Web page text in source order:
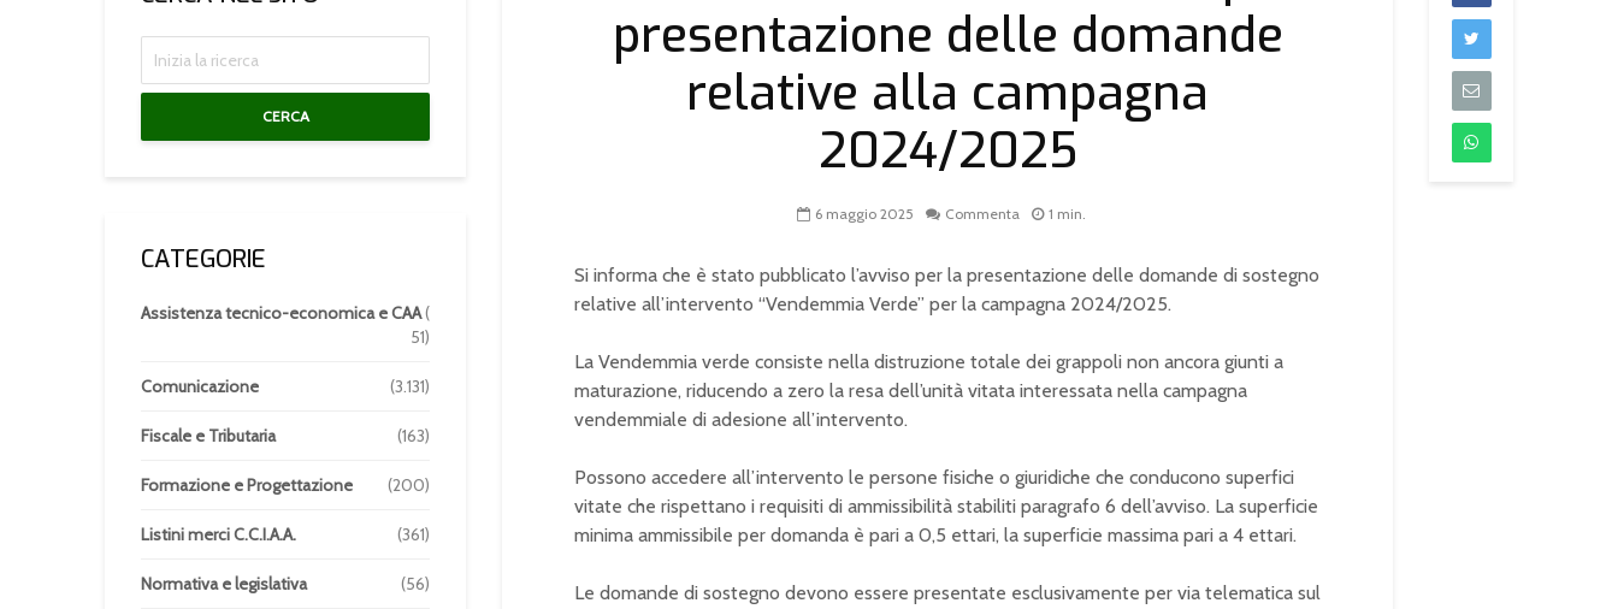
presentazione delle domande
relative alla campagna
2024/2025
6 maggio 2025 Commenta 1 min.
Si informa che è stato pubblicato l’avviso per la presentazione delle domande di sostegno
relative all’intervento “Vendemmia Verde” per la campagna 2024/2025.
La Vendemmia verde consiste nella distruzione totale dei grappoli non ancora giunti a
maturazione, riducendo a zero la resa dell’unità vitata interessata nella campagna
vendemmiale di adesione all’intervento.
Possono accedere all’intervento le persone fisiche o giuridiche che conducono superfici
vitate che rispettano i requisiti di ammissibilità stabiliti paragrafo 6 dell’avviso. La superficie
minima ammissibile per domanda è pari a 0,5 ettari, la superficie massima pari a 4 ettari.
Le domande di sostegno devono essere presentate esclusivamente per via telematica sul
CERCA
CATEGORIE
Assistenza tecnico-economica e CAA(
51)
Comunicazione (3.131)
Fiscale e Tributaria (163)
Formazione e Progettazione (200)
Listini merci C.C.I.A.A. (361)
Normativa e legislativa (56)